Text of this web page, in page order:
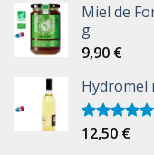
Miel de
g
9,90 €
Hydromel
Note5.00
12,50 €